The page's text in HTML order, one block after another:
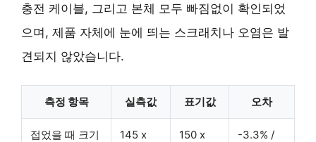
충전 케이블, 그리고 본체 모두 빠짐없이 확인되었
으며, 제품 자체에 눈에 띄는 스크래치나 오염은 발
견되지 않았습니다.
측정 항목 실측값 표기값 오차
접었을 때 크기
145 x
150 x
-3.3% /